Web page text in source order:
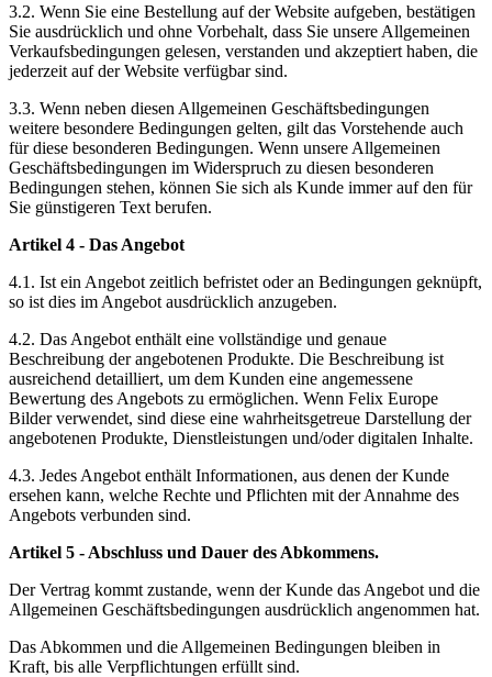
3.2. Wenn Sie eine Bestellung auf der Website aufgeben, bestätigen
Sie ausdrücklich und ohne Vorbehalt, dass Sie unsere Allgemeinen
Verkaufsbedingungen gelesen, verstanden und akzeptiert haben, die
jederzeit auf der Website verfügbar sind.
3.3. Wenn neben diesen Allgemeinen Geschäftsbedingungen
weitere besondere Bedingungen gelten, gilt das Vorstehende auch
für diese besonderen Bedingungen. Wenn unsere Allgemeinen
Geschäftsbedingungen im Widerspruch zu diesen besonderen
Bedingungen stehen, können Sie sich als Kunde immer auf den für
Sie günstigeren Text berufen.
Artikel 4 - Das Angebot
4.1. Ist ein Angebot zeitlich befristet oder an Bedingungen geknüpft,
so ist dies im Angebot ausdrücklich anzugeben.
4.2. Das Angebot enthält eine vollständige und genaue
Beschreibung der angebotenen Produkte. Die Beschreibung ist
ausreichend detailliert, um dem Kunden eine angemessene
Bewertung des Angebots zu ermöglichen. Wenn Felix Europe
Bilder verwendet, sind diese eine wahrheitsgetreue Darstellung der
angebotenen Produkte, Dienstleistungen und/oder digitalen Inhalte.
4.3. Jedes Angebot enthält Informationen, aus denen der Kunde
ersehen kann, welche Rechte und Pflichten mit der Annahme des
Angebots verbunden sind.
Artikel 5 - Abschluss und Dauer des Abkommens.
Der Vertrag kommt zustande, wenn der Kunde das Angebot und die
Allgemeinen Geschäftsbedingungen ausdrücklich angenommen hat.
Das Abkommen und die Allgemeinen Bedingungen bleiben in
Kraft, bis alle Verpflichtungen erfüllt sind.